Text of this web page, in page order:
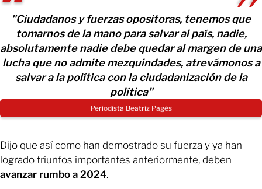
"Ciudadanos y fuerzas opositoras, tenemos que
tomarnos de la mano para salvar al país, nadie,
absolutamente nadie debe quedar al margen de una
lucha que no admite mezquindades, atrevámonos a
salvar a la política con la ciudadanización de la
política"
Periodista Beatriz Pagés
Dijo que así como han demostrado su fuerza y ya han
logrado triunfos importantes anteriormente, deben
avanzar rumbo a 2024.